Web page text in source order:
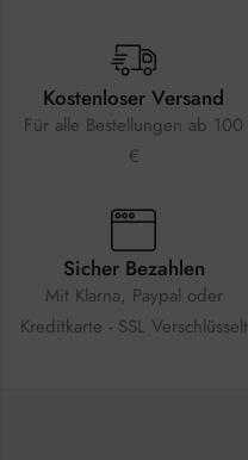
Kostenloser Versand
Für alle Bestellungen ab 100
€
Sicher Bezahlen
Mit Klarna, Paypal oder
Kreditkarte - SSL Verschlüsselt